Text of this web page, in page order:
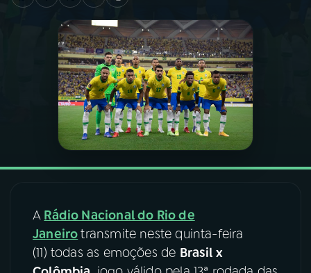
PROGRAMAS
PODCASTS
VIDEOCASTS
07ÚLTIMAS
08FESTIVAL DE MÚSICA
ACOMPANHE A RÁDIO NACIONAL
A Rádio Nacional do Rio de
Janeirotransmite neste quinta-feira
(11) todas as emoções de Brasil x